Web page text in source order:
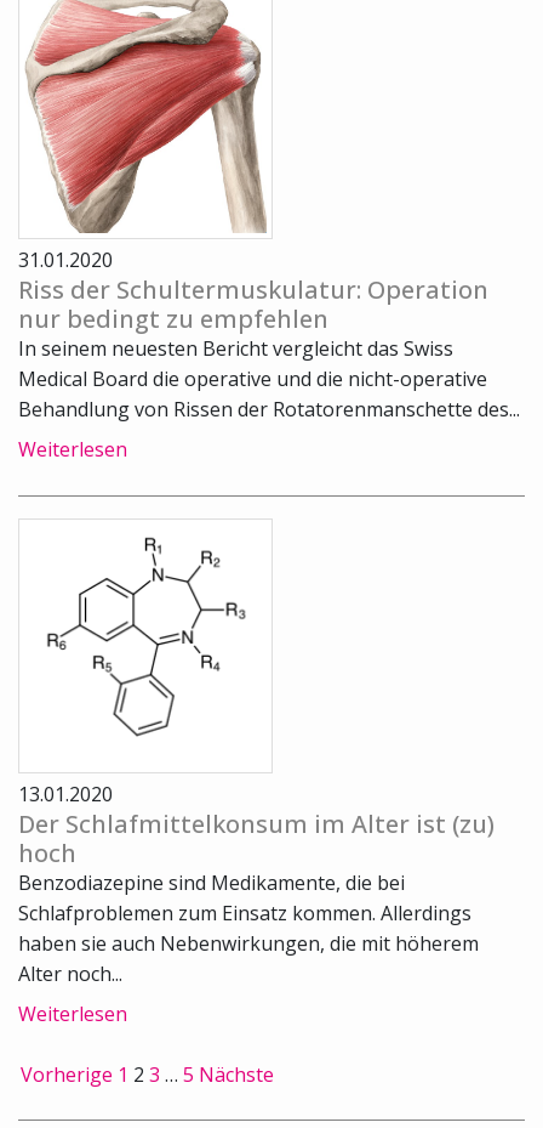
31.01.2020
Riss der Schultermuskulatur: Operation
nur bedingt zu empfehlen
In seinem neuesten Bericht vergleicht das Swiss
Medical Board die operative und die nicht-operative
Behandlung von Rissen der Rotatorenmanschette des...
Weiterlesen
13.01.2020
Der Schlafmittelkonsum im Alter ist (zu)
hoch
Benzodiazepine sind Medikamente, die bei
Schlafproblemen zum Einsatz kommen. Allerdings
haben sie auch Nebenwirkungen, die mit höherem
Alter noch...
Weiterlesen
Vorherige 1 2 3 … 5 Nächste